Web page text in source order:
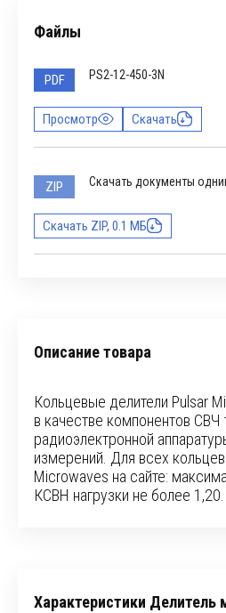
Файлы
PDF PS2-12-450-3N
Просмотр Скачать
ZIP Скачать документы
Скачать ZIP, 0.1 МБ
Описание товара
Кольцевые делители Pulsar
в качестве компонентов СВЧ
радиоэлектронной
измерений. Для всех
Microwaves на сайте:
КСВН нагрузки не более 1,20.
Характеристики